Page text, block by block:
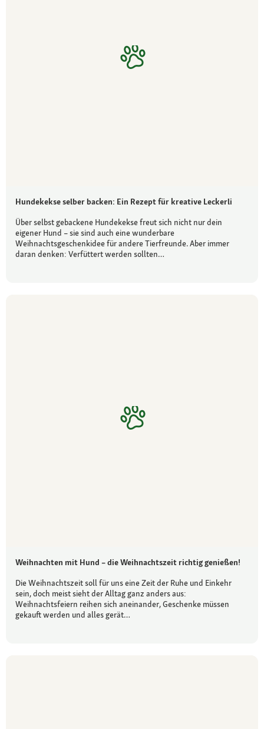
Hundekekse selber backen: Ein Rezept für kreative Leckerli
Über selbst gebackene Hundekekse freut sich nicht nur dein
eigener Hund – sie sind auch eine wunderbare
Weihnachtsgeschenkidee für andere Tierfreunde. Aber immer
daran denken: Verfüttert werden sollten…
Weihnachten mit Hund – die Weihnachtszeit richtig genießen!
Die Weihnachtszeit soll für uns eine Zeit der Ruhe und Einkehr
sein, doch meist sieht der Alltag ganz anders aus:
Weihnachtsfeiern reihen sich aneinander, Geschenke müssen
gekauft werden und alles gerät…